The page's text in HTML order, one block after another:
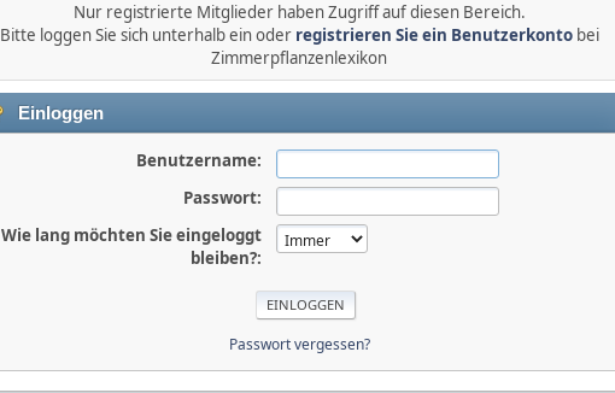
Nur registrierte Mitglieder haben Zugriff auf diesen Bereich.
Bitte loggen Sie sich unterhalb ein oder registrieren Sie ein Benutzerkontobei
Zimmerpflanzenlexikon
Einloggen
Benutzername:
Passwort:
Wie lang möchten Sie eingeloggt
bleiben?:
Passwort vergessen?